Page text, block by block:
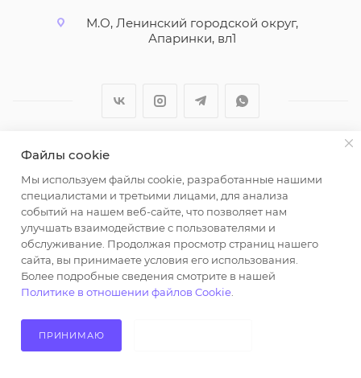
М.О, Ленинский городской округ,
Апаринки, вл1
2026 © ООО "Вайт Текстиль групп"
Любая информация на сайте носит справочный
характер и не является публичной офертой
определяемой положениями пункта 2 статьи 437
Гражданского кодекса Российской Федерации.
Использование любых материалов, опубликованных
на https://opt-milena.ru, допустимо только при
наличии письменного разрешения редакции и
активной ссылки на https://opt-milena.ru
Файлы cookie
Мы используем файлы cookie, разработанные нашими
специалистами и третьими лицами, для анализа
событий на нашем веб-сайте, что позволяет нам
улучшать взаимодействие с пользователями и
обслуживание. Продолжая просмотр страниц нашего
сайта, вы принимаете условия его использования.
Более подробные сведения смотрите в нашей
Политике в отношении файлов Cookie
ПРИНИМАЮ